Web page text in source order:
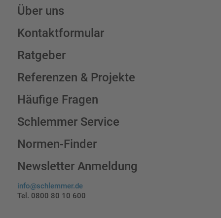
Über uns
Kontaktformular
Ratgeber
Referenzen & Projekte
Häufige Fragen
Schlemmer Service
Normen-Finder
Newsletter Anmeldung
info@schlemmer.de
Tel. 0800 80 10 600